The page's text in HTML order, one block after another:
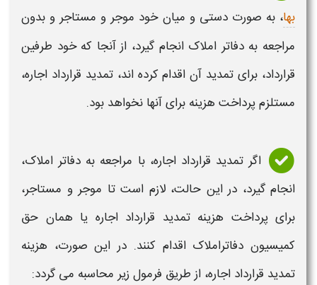
بها، به صورت دستی و میان خود موجر و مستاجر و بدون
مراجعه به دفاتر املاک انجام گیرد، از آنجا که خود طرفین
قرارداد، برای تمدید آن اقدام کرده اند،تمدید قرارداد اجاره،
مستلزم پرداخت هزینه برای آنها نخواهد بود.
اگر تمدید قرارداد اجاره، با مراجعه به دفاتر املاک،
انجام گیرد، در این حالت، لازم است تا موجر و مستاجر،
برای پرداخت هزینه تمدید قرارداد اجاره یا همان حق
کمیسیون دفاتراملاک اقدام کنند. در این صورت، هزینه
تمدید قرارداد اجاره، از طریق فرمول زیر محاسبه می گردد: